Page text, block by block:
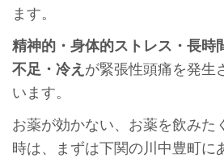
ます。
精神的・身体的ストレス・長時
不足・冷え が緊張性頭痛を発生
います。
お薬が効かない、お薬を飲みた
時は、
まずは下関の川中豊町に